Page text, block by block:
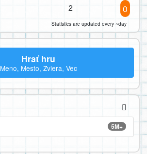
2 0
Statistics are updated every ~day
Hrať hru
Meno, Mesto, Zviera, Vec
5M+